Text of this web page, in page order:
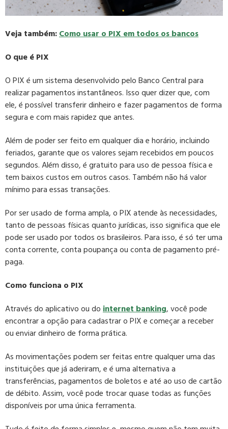
Veja também:Como usar o PIX em todos os bancos
O que é PIX
O PIX é um sistema desenvolvido pelo Banco Central para
realizar pagamentos instantâneos. Isso quer dizer que, com
ele, é possível transferir dinheiro e fazer pagamentos de forma
segura e com mais rapidez que antes.
Além de poder ser feito em qualquer dia e horário, incluindo
feriados, garante que os valores sejam recebidos em poucos
segundos. Além disso, é gratuito para uso de pessoa física e
tem baixos custos em outros casos. Também não há valor
mínimo para essas transações.
Por ser usado de forma ampla, o PIX atende às necessidades,
tanto de pessoas físicas quanto jurídicas, isso significa que ele
pode ser usado por todos os brasileiros. Para isso, é só ter uma
conta corrente, conta poupança ou conta de pagamento pré-
paga.
Como funciona o PIX
Através do aplicativo ou dointernet banking, você pode
encontrar a opção para cadastrar o PIX e começar a receber
ou enviar dinheiro de forma prática.
As movimentações podem ser feitas entre qualquer uma das
instituições que já aderiram, e é uma alternativa a
transferências, pagamentos de boletos e até ao uso de cartão
de débito. Assim, você pode trocar quase todas as funções
disponíveis por uma única ferramenta.